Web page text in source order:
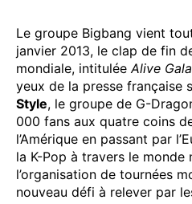
Le groupe Bigbang vient
janvier 2013, le clap de fin
mondiale, intituléeAlive
yeux de la presse française
Style, le groupe de G-
000 fans aux quatre coins
l’Amérique en passant par
la K-Pop à travers le monde
l’organisation de tournées
nouveau défi à relever par